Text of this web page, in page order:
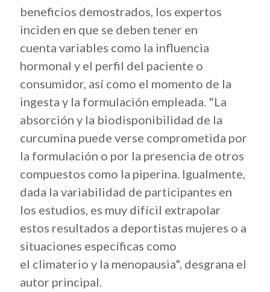
beneficios demostrados, los expertos
inciden en que se deben tener en
cuenta variables como la influencia
hormonal y el perfil del paciente o
consumidor, así como el momento de la
ingesta y la formulación empleada. "La
absorción y la biodisponibilidad de la
curcumina puede verse comprometida por
la formulación o por la presencia de otros
compuestos como la piperina. Igualmente,
dada la variabilidad de participantes en
los estudios, es muy difícil extrapolar
estos resultados a deportistas mujeres o a
situaciones específicas como
el climaterio y la menopausia", desgrana el
autor principal.